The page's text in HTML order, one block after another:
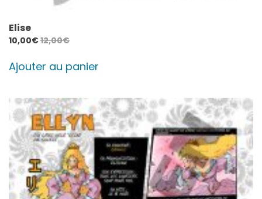
Elise
10,00€12,00€
Ajouter au panier